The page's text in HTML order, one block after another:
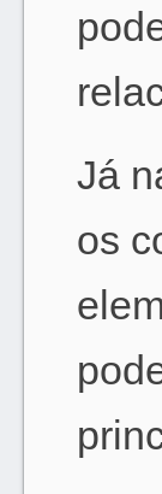
Já
os